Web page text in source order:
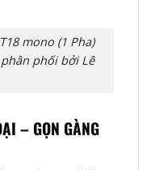
mono (1 Pha)
phối bởi Lê
– GỌN GÀNG